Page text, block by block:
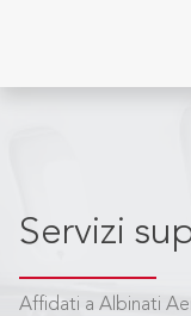
Servizi
Affidati a Albinati